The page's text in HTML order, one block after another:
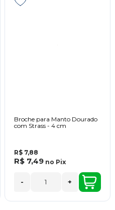
Broche para Manto Dourado
com Strass - 4 cm
R$ 7,88
R$ 7,49 no Pix
- +